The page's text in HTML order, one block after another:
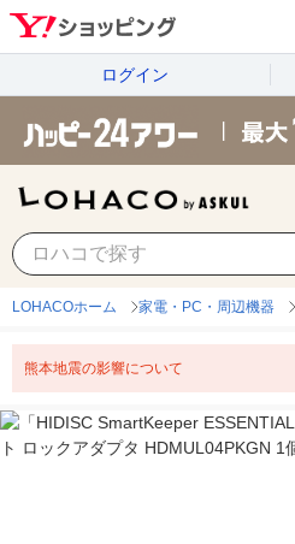
ログイン
LOHACOホーム 家電・PC・周辺機器
熊本地震の影響について